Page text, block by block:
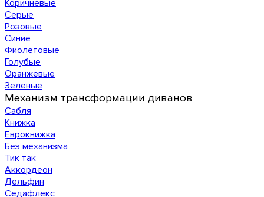
Коричневые
Серые
Розовые
Синие
Фиолетовые
Голубые
Оранжевые
Зеленые
Механизм трансформации диванов
Сабля
Книжка
Еврокнижка
Без механизма
Тик так
Аккордеон
Дельфин
Седафлекс